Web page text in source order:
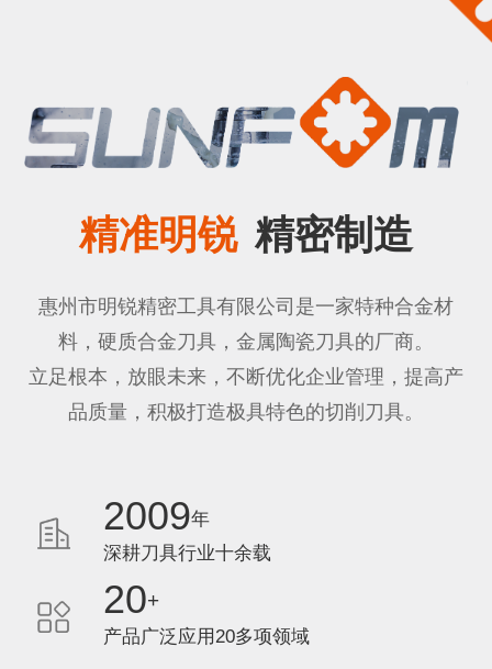
精准明锐 精密制造
惠州市明锐精密工具有限公司是一家特种合金材
料，硬质合金刀具，金属陶瓷刀具的厂商。
立足根本，放眼未来，不断优化企业管理，提高产
品质量，积极打造极具特色的切削刀具。
2009年
深耕刀具行业十余载
20+
产品广泛应用20多项领域